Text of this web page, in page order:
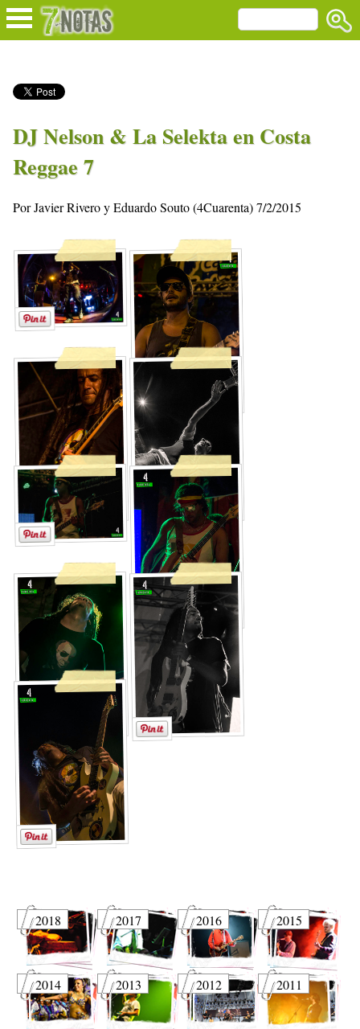
DJ Nelson & La Selekta en Costa
Reggae 7
Por Javier Rivero y Eduardo Souto (4Cuarenta) 7/2/2015
2018 2017 2016 2015
2014 2013 2012 2011